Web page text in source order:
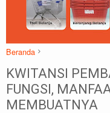
Beranda
Artikel
Kwitansi
KWITANSI PEMBAYARAN :
MEMBUATNYA
KWITANSI
FUNGSI,
MEMBUATNYA